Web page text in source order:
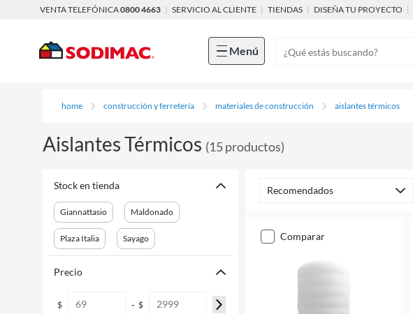
VENTA TELEFÓNICA0800 4663 | SERVICIO AL CLIENTE | TIENDAS | DISEÑA TU PROYECTO |
Menú
home construcción y ferretería materiales de construcción aislantes térmicos
Aislantes Térmicos (15productos)
Stock en tienda
Giannattasio Maldonado
Plaza Italia Sayago
Precio
$ - $
Recomendados
comparar